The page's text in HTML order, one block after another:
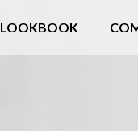
LOOKBOOK